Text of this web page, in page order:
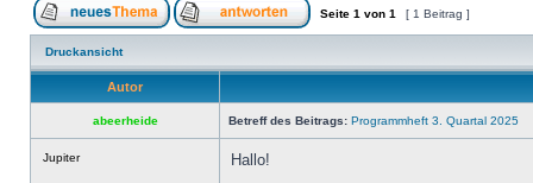
Seite 1 von 1 [ 1 Beitrag ]
Druckansicht
Autor
abeerheide Betreff des Beitrags: Programmheft 3. Quartal 2025
Jupiter Hallo!